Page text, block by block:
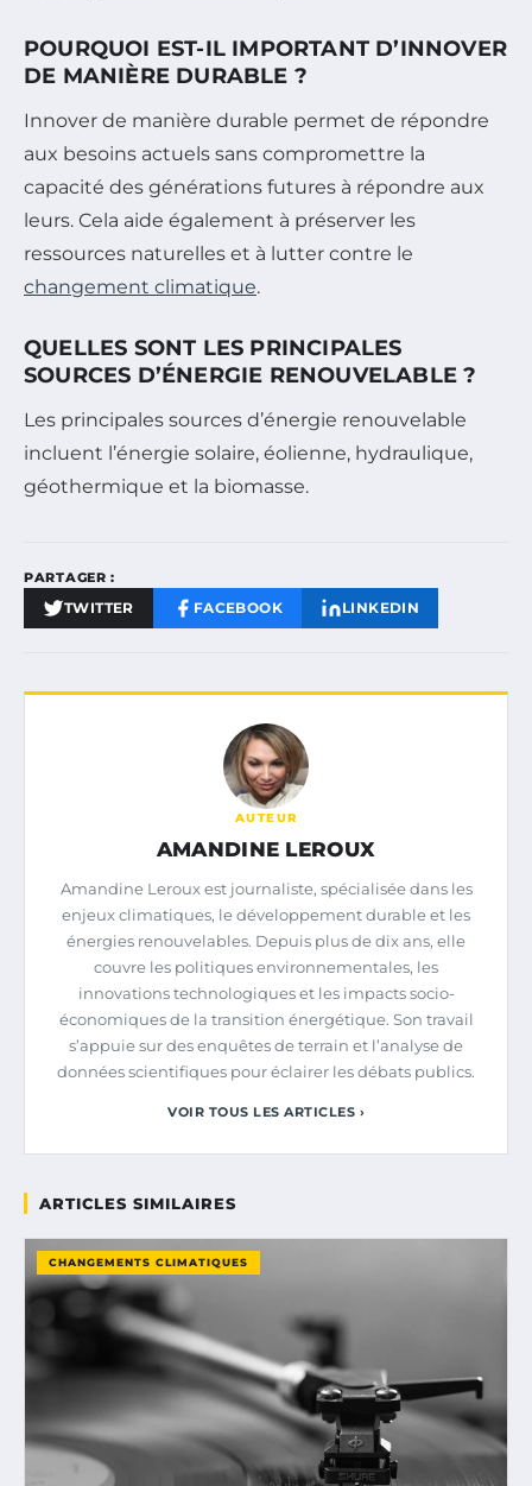
POURQUOI EST-IL IMPORTANT D’INNOVER
DE MANIÈRE DURABLE ?
Innover de manière durable permet de répondre
aux besoins actuels sans compromettre la
capacité des générations futures à répondre aux
leurs. Cela aide également à préserver les
ressources naturelles et à lutter contre le
changement climatique.
QUELLES SONT LES PRINCIPALES
SOURCES D’ÉNERGIE RENOUVELABLE ?
Les principales sources d’énergie renouvelable
incluent l’énergie solaire, éolienne, hydraulique,
géothermique et la biomasse.
PARTAGER :
TWITTER FACEBOOK LINKEDIN
AUTEUR
AMANDINE LEROUX
Amandine Leroux est journaliste, spécialisée dans les
enjeux climatiques, le développement durable et les
énergies renouvelables. Depuis plus de dix ans, elle
couvre les politiques environnementales, les
innovations technologiques et les impacts socio-
économiques de la transition énergétique. Son travail
s’appuie sur des enquêtes de terrain et l’analyse de
données scientifiques pour éclairer les débats publics.
VOIR TOUS LES ARTICLES ›
ARTICLES SIMILAIRES
CHANGEMENTS CLIMATIQUES